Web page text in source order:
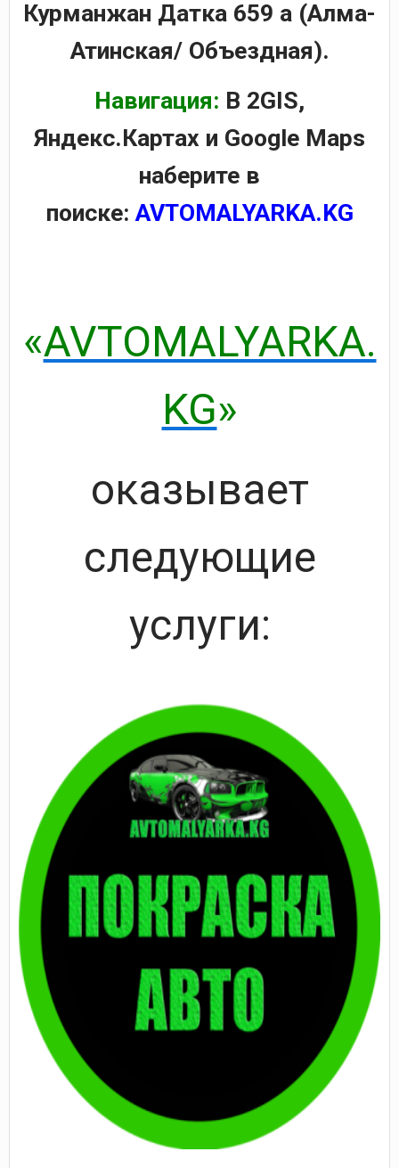
Курманжан Датка 659 а (Алма-
Атинская/ Объездная).
Навигация: В 2GIS,
Яндекс.Картах и Google Maps
наберите в
поиске: AVTOMALYARKA.KG
«AVTOMALYARKA.
KG»
оказывает
следующие
услуги: